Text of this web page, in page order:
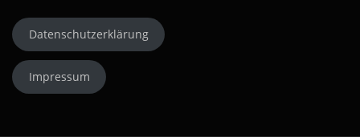
Datenschutzerklärung
Impressum